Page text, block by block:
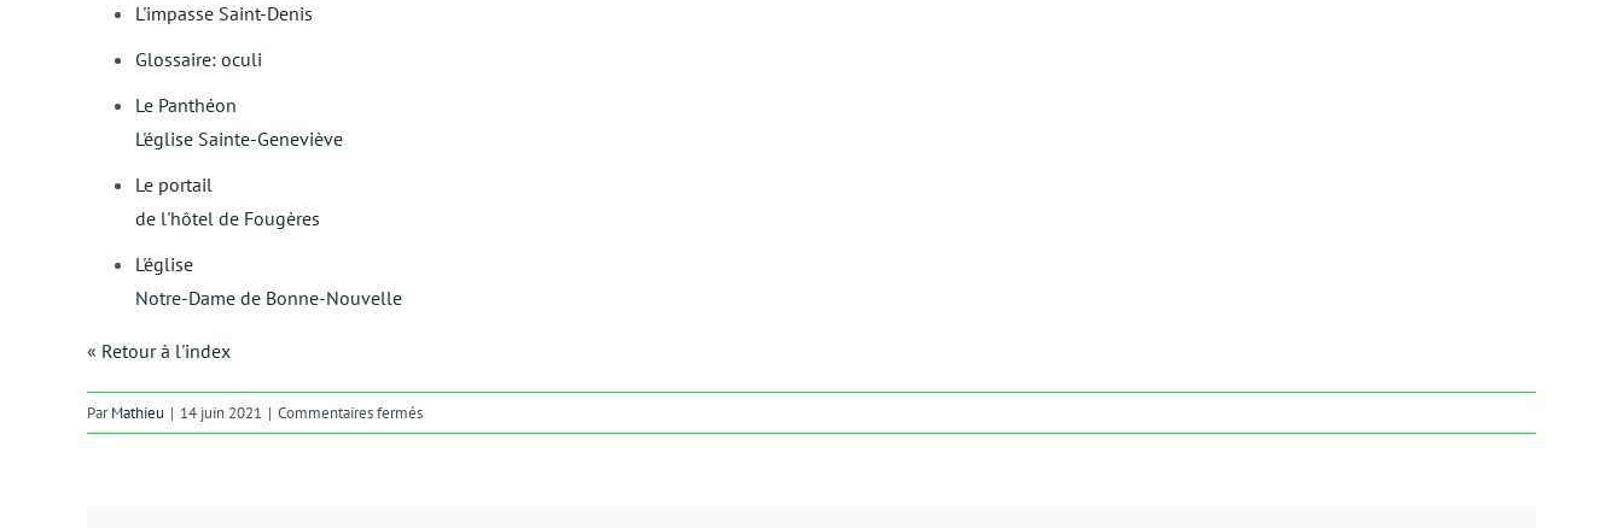
L'impasse Saint-Denis
Glossaire: oculi
Le Panthéon
L'église Sainte-Geneviève
Le portail
de l'hôtel de Fougères
L'église
Notre-Dame de Bonne-Nouvelle
« Retour à l'index
ParMathieu | 14 juin 2021 | Commentaires ferméssur
oculus